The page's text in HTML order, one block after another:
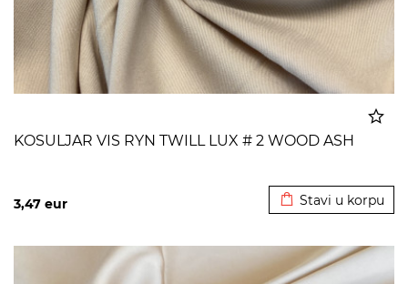
KOSULJAR VIS RYN TWILL LUX # 2 WOOD ASH
3,47 eur Stavi u korpu